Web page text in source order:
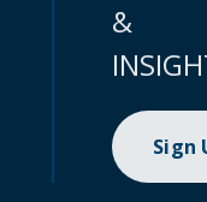
&
Sign